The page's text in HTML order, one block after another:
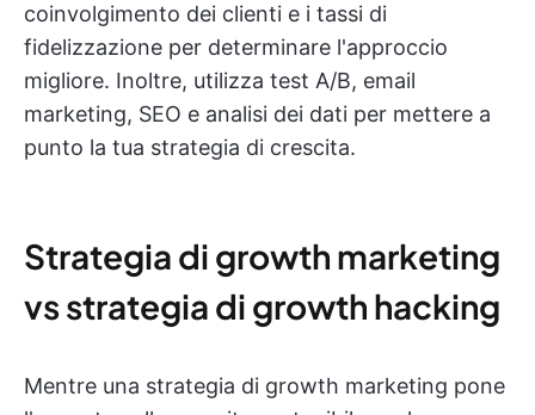
coinvolgimento dei clienti e i tassi di
fidelizzazione per determinare l'approccio
migliore. Inoltre, utilizza test A/B, email
marketing, SEO e analisi dei dati per mettere a
punto la tua strategia di crescita.
Strategia di growth marketing
vs strategia di growth hacking
Mentre una strategia di growth marketing pone